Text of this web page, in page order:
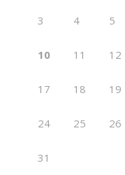
3 4 5
10 11 12
17 18 19
24 25 26
31